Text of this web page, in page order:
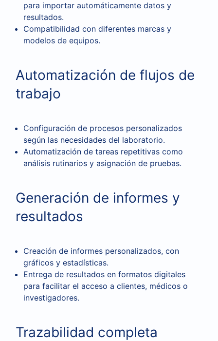
para importar automáticamente datos y
resultados.
Compatibilidad con diferentes marcas y
modelos de equipos.
Automatización de flujos de
trabajo
Configuración de procesos personalizados
según las necesidades del laboratorio.
Automatización de tareas repetitivas como
análisis rutinarios y asignación de pruebas.
Generación de informes y
resultados
Creación de informes personalizados, con
gráficos y estadísticas.
Entrega de resultados en formatos digitales
para facilitar el acceso a clientes, médicos o
investigadores.
Trazabilidad completa